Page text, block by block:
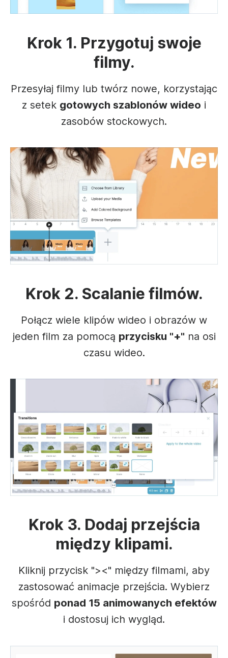
Krok 1. Przygotuj swoje
filmy.
Przesyłaj filmy lub twórz nowe, korzystając
z setek gotowych szablonów wideo i
zasobów stockowych.
Krok 2. Scalanie filmów.
Połącz wiele klipów wideo i obrazów w
jeden film za pomocą przycisku "+" na osi
czasu wideo.
Krok 3. Dodaj przejścia
między klipami.
Kliknij przycisk "><" między filmami, aby
zastosować animacje przejścia. Wybierz
spośród ponad 15 animowanych efektów
i dostosuj ich wygląd.